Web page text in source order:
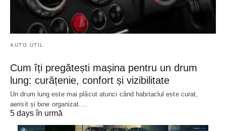
AUTO UTIL
Cum îți pregătești mașina pentru un drum
lung: curățenie, confort și vizibilitate
Un drum lung este mai plăcut atunci când habitaclul este curat,
aerisit și bine organizat.…
5 days în urmă